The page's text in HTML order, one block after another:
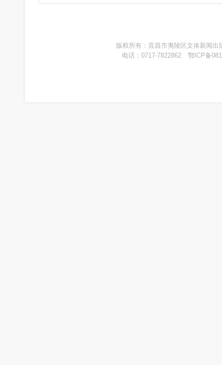
版权所有：宜昌市夷陵区文体新闻
电话：0717-7822862 鄂ICP备